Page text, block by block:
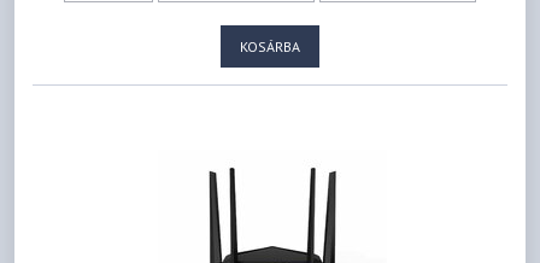
IEEE 802.11n - 5GHz
KOSÁRBA